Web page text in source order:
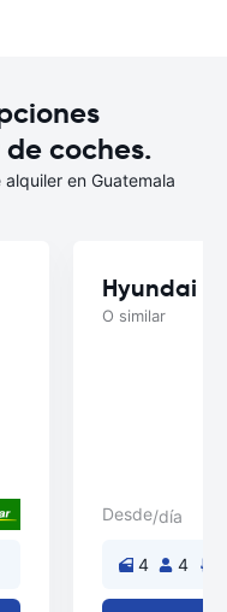
coches.
en Guatemala
Hyundai
O similar
Desde/día
4 4